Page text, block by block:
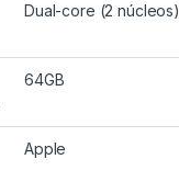
Dual-core (2 núcleos)
64GB
Apple